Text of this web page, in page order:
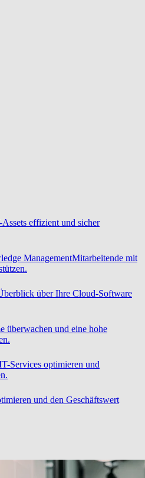
effizient und sicher
ManagementMitarbeitende mit
über Ihre Cloud-Software
überwachen und eine hohe
Services optimieren und
und den Geschäftswert